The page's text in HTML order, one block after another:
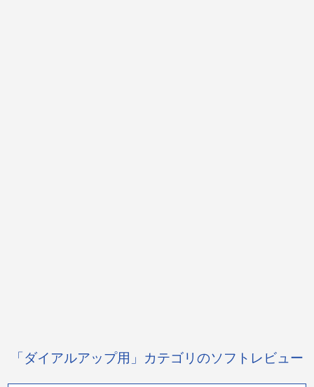
「ダイアルアップ用」カテゴリのソフトレビュー